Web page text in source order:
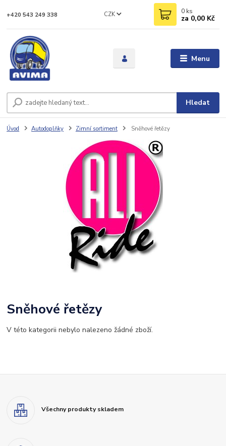
Menu
CZK
Hledat
+420 543 249 338 0 ks
za 0,00 Kč
Úvod Autodoplňky Zimní sortiment Sněhové řetězy
Sněhové řetězy
V této kategorii nebylo nalezeno žádné zboží.
Všechny produkty skladem